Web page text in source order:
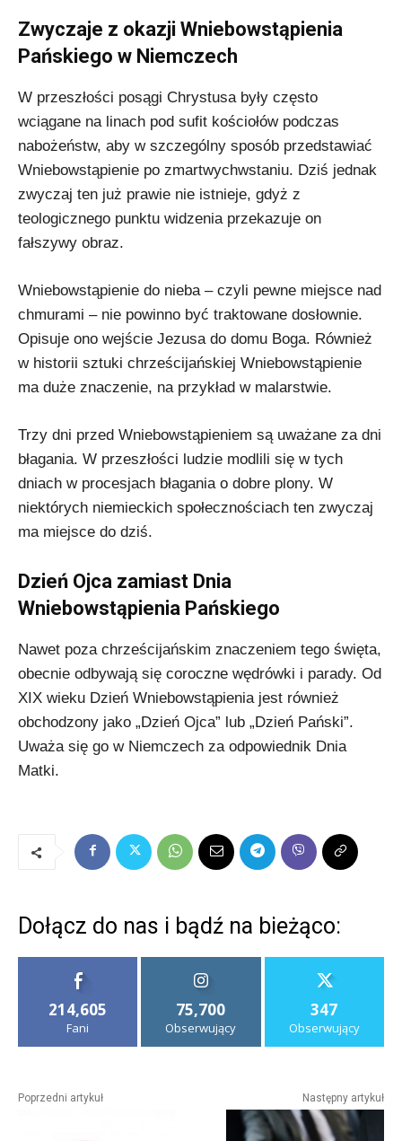
Zwyczaje z okazji Wniebowstąpienia
Pańskiego w Niemczech
W przeszłości posągi Chrystusa były często
wciągane na linach pod sufit kościołów podczas
nabożeństw, aby w szczególny sposób przedstawiać
Wniebowstąpienie po zmartwychwstaniu. Dziś jednak
zwyczaj ten już prawie nie istnieje, gdyż z
teologicznego punktu widzenia przekazuje on
fałszywy obraz.
Wniebowstąpienie do nieba – czyli pewne miejsce nad
chmurami – nie powinno być traktowane dosłownie.
Opisuje ono wejście Jezusa do domu Boga. Również
w historii sztuki chrześcijańskiej Wniebowstąpienie
ma duże znaczenie, na przykład w malarstwie.
Trzy dni przed Wniebowstąpieniem są uważane za dni
błagania. W przeszłości ludzie modlili się w tych
dniach w procesjach błagania o dobre plony. W
niektórych niemieckich społecznościach ten zwyczaj
ma miejsce do dziś.
Dzień Ojca zamiast Dnia
Wniebowstąpienia Pańskiego
Nawet poza chrześcijańskim znaczeniem tego święta,
obecnie odbywają się coroczne wędrówki i parady. Od
XIX wieku Dzień Wniebowstąpienia jest również
obchodzony jako „Dzień Ojca” lub „Dzień Pański”.
Uważa się go w Niemczech za odpowiednik Dnia
Matki.
Dołącz do nas i bądź na bieżąco:
214,605
Fani
75,700
Obserwujący
347
Obserwujący
Poprzedni artykuł Następny artykuł